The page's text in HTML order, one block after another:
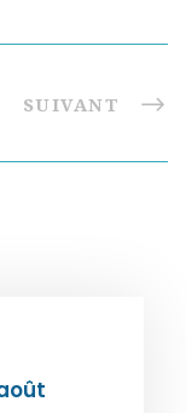
SUIVANT